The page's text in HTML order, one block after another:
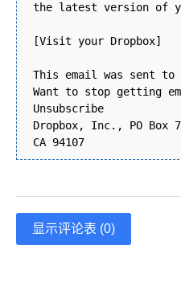
the latest version of
[Visit your Dropbox]
This email was sent
Want to stop getting
Unsubscribe
Dropbox, Inc., PO Box
CA 94107
显示评论表 (0)